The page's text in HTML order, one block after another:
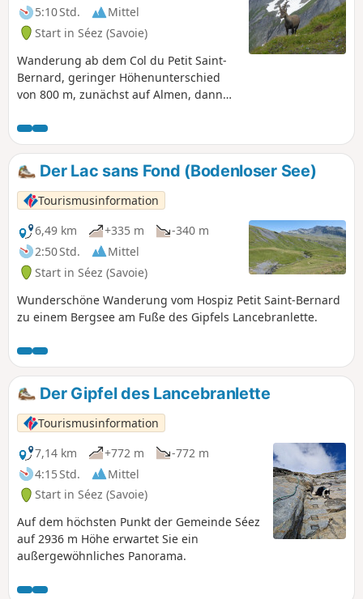
5:10 Std.
Mittel
Start in Séez (Savoie)
Wanderung ab dem Col du Petit Saint-
Bernard, geringer Höhenunterschied
von 800 m, zunächst auf Almen, dann
Schiefergestein, bevor die letzten 250
Meter auf der Wiese der Westseite
zurückgelegt werden, die jedoch nie
exponiert ist. Highlight: Regelmäßige
Sichtung männlicher Steinböcke auf
einem Grat. Der Abstecher zum Lac sans
Fond ermöglicht eine Rundwanderung.
Der Lac sans Fond (Bodenloser See)
Tourismusinformation
6,49 km
+335 m
-340 m
2:50 Std.
Mittel
Start in Séez (Savoie)
Wunderschöne Wanderung vom Hospiz Petit Saint-Bernard
zu einem Bergsee am Fuße des Gipfels Lancebranlette.
Der Gipfel des Lancebranlette
Tourismusinformation
7,14 km
+772 m
-772 m
4:15 Std.
Mittel
Start in Séez (Savoie)
Auf dem höchsten Punkt der Gemeinde Séez
auf 2936 m Höhe erwartet Sie ein
außergewöhnliches Panorama.